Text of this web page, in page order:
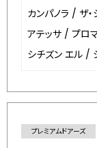
カンパノラ / ザ
アテッサ / プロ
シチズン エル /
プレミアムドアーズ